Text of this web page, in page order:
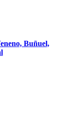
Buñuel,